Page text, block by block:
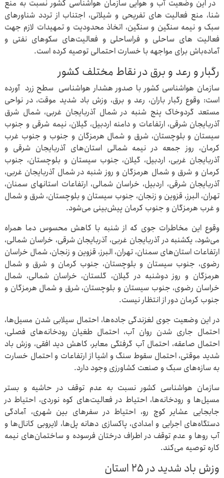
در این وضعیت آب و هوایی سازمان هواشناسی کشور نسبت به منع
شنا، منع فعالیت های تفریحی و شیلاتی، اجتناب از تردد شناورهای
سبک و نیمه سنگین و سنگین، اتخاذ محدودیت و تمهیدات لازم جهت
فعالیت های ساحلی و فراساحلی و فعالیت‌های سکوهای نفتی و
آماده‌باش برای مواجهه با خسارت احتمالی توصیه کرده است.
رگبار و رعد و برق در نقاط مختلف کشور
سازمان هواشناسی کشور با صدور هشدار هواشناسی سطح زرد آورده
است: وقوع رگبار باران، رعد و برق، وزش باد شدید موقت، در نواحی
مستعد گردوخاک پنج شنبه در شمال آذربایجان غربی، شمال شرق
آذربایجان شرقی، ارتفاعات و دامنه اردبیل، گیلان، نیمه شرقی و جنوب
سیستان و بلوچستان، شرق و شمال هرمزگان و جنوب و جنوب غرب
کرمان، روز جمعه در نیمه شمالی استان‌های آذربایجان شرقی و
آذربایجان غربی، اردبیل، گیلان، جنوب سیستان و بلوچستان، جنوب
کرمان و شرق و شمال هرمزگان و روز شنبه در شمال آذربایجان غربی،
آذربایجان شرقی، اردبیل، خراسان شمالی، ارتفاعات استانهای سمنان،
تهران، البرز، قزوین و زنجان، جنوب سیستان و بلوچستان، شرق و شمال
و غرب هرمزگان و جنوب کرمان پیش‌بینی می‌شود.
وقوع این مخاطرات جوی که از شنبه با کاهش محسوس دما همراه
می‌شود، یکشنبه در آذربایجان غربی، آذربایجان شرقی، خراسان شمالی،
ارتفاعات استان‌های سمنان، تهران، البرز، قزوین و زنجان، شمال خراسان
رضوی، جنوب سیستان و بلوچستان، جنوب کرمان و شرق و شمال
هرمزگان و روز دوشنبه در گیلان، گلستان، خراسان شمالی، شمال
خراسان رضوی، جنوب سیستان و بلوچستان، شرق و شمال هرمزگان و
جنوب کرمان دور از انتظار نیست.
در این وضعیت جوی لغزندگی جاده‌ها، احتمال سیلابی شدن مسیل‌ها،
احتمال جاری شدن روان آب، احتمال طغیان رودخانه‌های فصلی،
احتمال صاعقه، احتمال آب گرفتگی معابر، کاهش دید افقی، وزش باد
شدید موقتی، احتمال سقوط سنگ و اشیا از ارتفاعات و احتمال خسارت
به سازه‌های سبک و صنعت کشاورزی وجود دارد.
سازمان هواشناسی کشور نسبت به عدم توقف در حاشیه و بستر
مسیل‌ها و رودخانه‌ها، احتیاط در فعالیت‌های کوه نوردی، احتیاط در
جابجایی عشایر کوچ رو، احتیاط در سفرهای بین شهری، آمادگی
دستگاه‌های اجرایی و امدادی، پاکسازی دهانه پل‌ها، لایروبی کانال‌ها و
آب روها و عدم توقف در اطراف درختان فرسوده و ساختمان‌های نیمه
کاره توصیه می‌کند.
وزش باد شدید در ۲۵ استان